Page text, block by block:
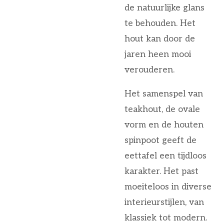
de natuurlijke glans
te behouden. Het
hout kan door de
jaren heen mooi
verouderen.
Het samenspel van
teakhout, de ovale
vorm en de houten
spinpoot geeft de
eettafel een tijdloos
karakter. Het past
moeiteloos in diverse
interieurstijlen, van
klassiek tot modern.